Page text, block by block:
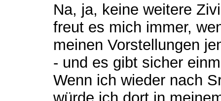
Na, ja, keine weitere
freut es mich immer,
meinen Vorstellungen
- und es gibt sicher
Wenn ich wieder nach